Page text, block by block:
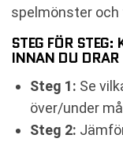
spelmönster
STEG FÖR
INNAN DU DRAR
Steg 1: Se
över/under
Steg 2: